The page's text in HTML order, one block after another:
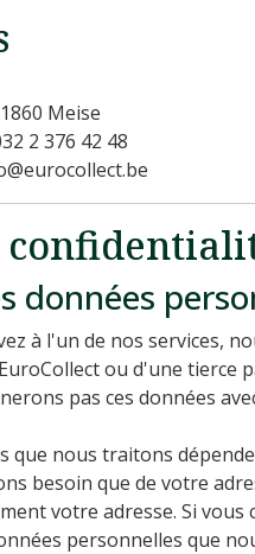
Meise
2 376 42 48
données
à l'un de nos services,
ou d'une tierce
pas ces données
que nous traitons
besoin que de votre
votre adresse. Si
personnelles que